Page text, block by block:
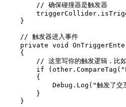
// 确保碰撞器是触发器
        triggerCollider
.
}
// 触发器进入事件
private void
{
// 这里写你的触发逻辑，比
if
( other . CompareTag (
{
            Debug
. Log ( "触发了交
}
}